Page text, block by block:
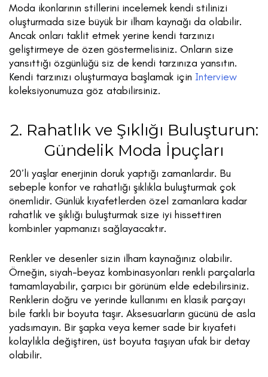
Moda ikonlarının stillerini incelemek kendi stilinizi
oluşturmada size büyük bir ilham kaynağı da olabilir.
Ancak onları taklit etmek yerine kendi tarzınızı
geliştirmeye de özen göstermelisiniz. Onların size
yansıttığı özgünlüğü siz de kendi tarzınıza yansıtın.
Kendi tarzınızı oluşturmaya başlamak için Interview
koleksiyonumuza göz atabilirsiniz.
2. Rahatlık ve Şıklığı Buluşturun:
Gündelik Moda İpuçları
20’li yaşlar enerjinin doruk yaptığı zamanlardır. Bu
sebeple konfor ve rahatlığı şıklıkla buluşturmak çok
önemlidir. Günlük kıyafetlerden özel zamanlara kadar
rahatlık ve şıklığı buluşturmak size iyi hissettiren
kombinler yapmanızı sağlayacaktır.
Renkler ve desenler sizin ilham kaynağınız olabilir.
Örneğin, siyah-beyaz kombinasyonları renkli parçalarla
tamamlayabilir, çarpıcı bir görünüm elde edebilirsiniz.
Renklerin doğru ve yerinde kullanımı en klasik parçayı
bile farklı bir boyuta taşır. Aksesuarların gücünü de asla
yadsımayın. Bir şapka veya kemer sade bir kıyafeti
kolaylıkla değiştiren, üst boyuta taşıyan ufak bir detay
olabilir.